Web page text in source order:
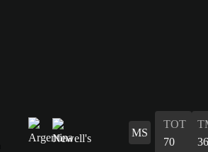
MS
TOT
70
36